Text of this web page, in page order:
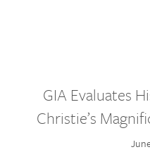
GIA Evaluates
Christie’s